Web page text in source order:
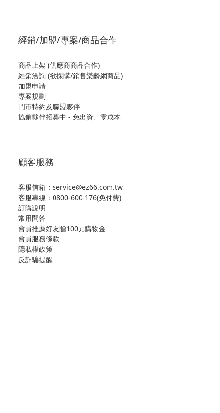
經銷/加盟/專案/商品合作
商品上架 (供應商商品合作)
經銷洽詢 (欲採購/銷售樂齡網商品)
加盟申請
專案規劃
門市特約及聯盟夥伴
協銷夥伴招募中 - 免出資、零成本
顧客服務
客服信箱：service@ez66.com.tw
客服專線： 0800-600-176(免付費)
訂購說明
常用問答
會員推薦好友贈100元購物金
會員服務條款
隱私權政策
反詐騙提醒